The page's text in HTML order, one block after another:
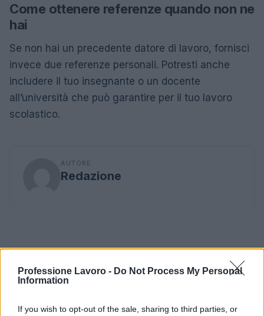
Professione Lavoro - Do Not Process My Personal
Information
If you wish to opt-out of the sale, sharing to third parties, or
Come ottenere referenze quando non ne
hai
Se non hai un precedente datore di lavoro, fornisci
invece due referenze personali. Potresti anche
includere il tuo insegnante o un docente
all’università che può garantire per il tuo lavoro
scolastico.
AUTORE
Redazione